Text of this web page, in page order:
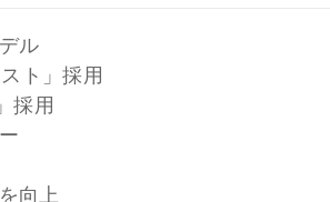
ル
ト」採用
採用
向上